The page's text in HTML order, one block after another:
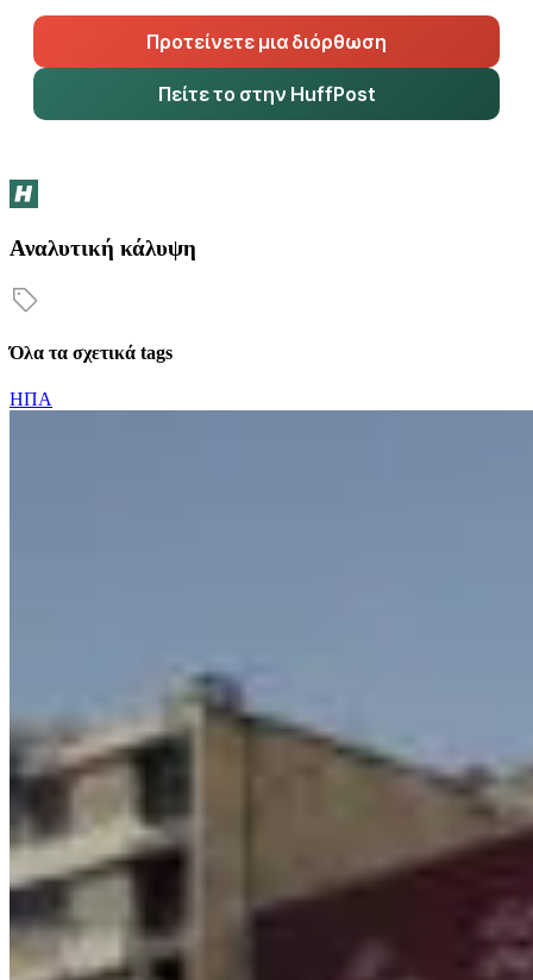
Προτείνετε μια διόρθωση
Πείτε το στην HuffPost
Αναλυτική κάλυψη
Όλα τα σχετικά tags
ΗΠΑ